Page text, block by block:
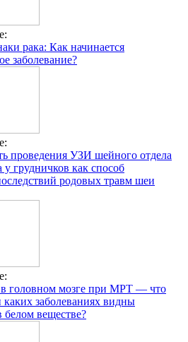
рака: Как начинается
заболевание?
проведения УЗИ шейного отдела
у грудничков как способ
родовых травм шеи
в головном мозге при МРТ — что
каких заболеваниях видны
белом веществе?